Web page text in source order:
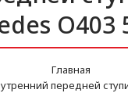
O403
Главная
передней